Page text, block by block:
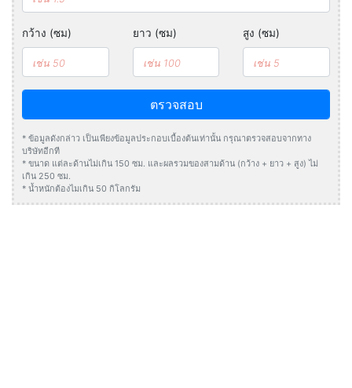
กว้าง (ซม) ยาว (ซม) สูง (ซม)
ตรวจสอบ
* ข้อมูลดังกล่าว เป็นเพียงข้อมูลประกอบเบื้องต้นเท่านั้น กรุณาตรวจสอบจากทาง
บริษัทอีกที
* ขนาด แต่ละด้านไม่เกิน 150 ซม. และผลรวมของสามด้าน (กว้าง + ยาว + สูง) ไม่
เกิน 250 ซม.
* น้ำหนักต้องไมเกิน 50 กิโลกรัม